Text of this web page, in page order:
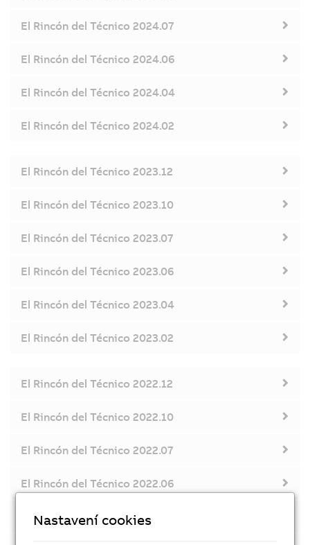
El Rincón del Técnico 2024.07
El Rincón del Técnico 2024.06
El Rincón del Técnico 2024.04
El Rincón del Técnico 2024.02
El Rincón del Técnico 2023.12
El Rincón del Técnico 2023.10
El Rincón del Técnico 2023.07
El Rincón del Técnico 2023.06
El Rincón del Técnico 2023.04
El Rincón del Técnico 2023.02
El Rincón del Técnico 2022.12
El Rincón del Técnico 2022.10
El Rincón del Técnico 2022.07
El Rincón del Técnico 2022.06
El Rincón del Técnico 2022.04
Nastavení cookies